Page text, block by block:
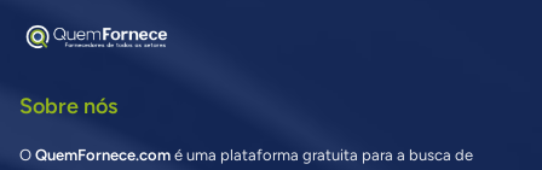
Sobre nós
O QuemFornece.com é uma plataforma gratuita para a busca de